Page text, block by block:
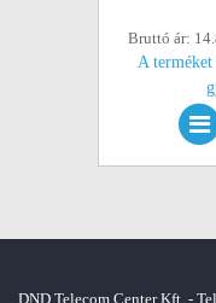
Bruttó ár:
A
DND Telecom Center Kft. -